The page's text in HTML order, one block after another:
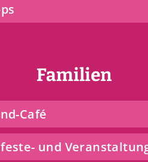
Familien
Café
und